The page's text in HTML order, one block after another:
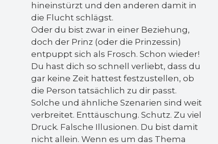
hineinstürzt und den anderen damit in
die Flucht schlägst.
Oder du bist zwar in einer Beziehung,
doch der Prinz (oder die Prinzessin)
entpuppt sich als Frosch. Schon wieder!
Du hast dich so schnell verliebt, dass du
gar keine Zeit hattest festzustellen, ob
die Person tatsächlich zu dir passt.
Solche und ähnliche Szenarien sind weit
verbreitet. Enttäuschung. Schutz. Zu viel
Druck. Falsche Illusionen. Du bist damit
nicht allein. Wenn es um das Thema